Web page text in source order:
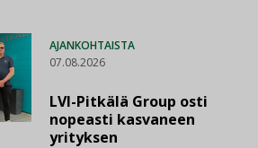
AJANKOHTAISTA
07.08.2026
LVI-Pitkälä Group osti
nopeasti kasvaneen
yrityksen